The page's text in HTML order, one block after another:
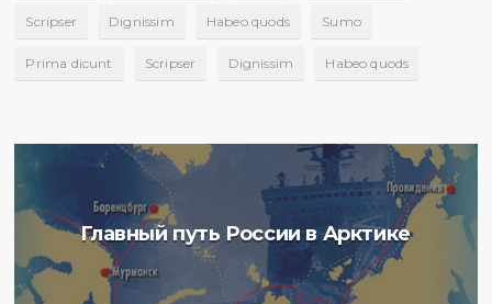
Scripser Dignissim Habeo quods Sumo
Prima dicunt Scripser Dignissim Habeo quods
Главный путь России в Арктике